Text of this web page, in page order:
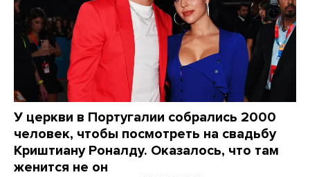
У церкви в Португалии собрались 2000
человек, чтобы посмотреть на свадьбу
Криштиану Роналду. Оказалось, что там
женится не он